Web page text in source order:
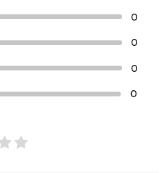
0
0
0
0